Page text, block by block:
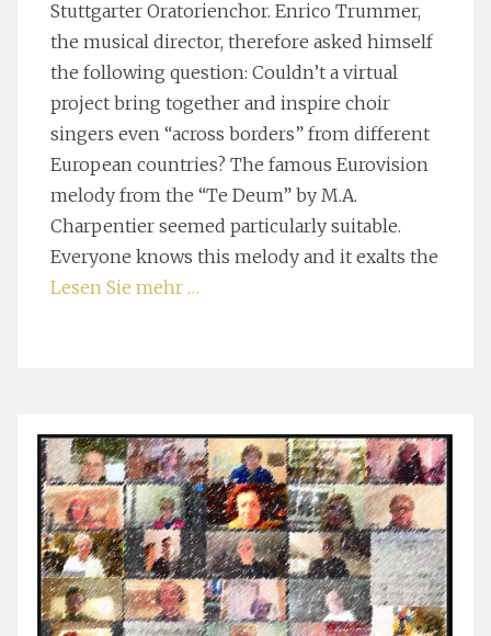
Stuttgarter Oratorienchor. Enrico Trummer,
the musical director, therefore asked himself
the following question: Couldn’t a virtual
project bring together and inspire choir
singers even “across borders” from different
European countries? The famous Eurovision
melody from the “Te Deum” by M.A.
Charpentier seemed particularly suitable.
Everyone knows this melody and it exalts the
Lesen Sie mehr …